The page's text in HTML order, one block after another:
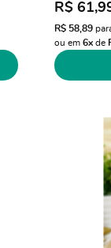
R$
R$ 58,89
ou em 6xde